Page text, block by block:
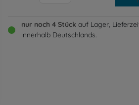
nur noch 4 Stück auf Lager,
innerhalb Deutschlands.